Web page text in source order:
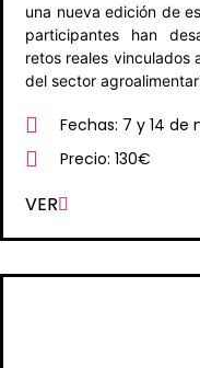
una nueva edición de
participantes han
retos reales vinculados
del sector
Fechas: 7 y 14 de
Precio: 130€
VER